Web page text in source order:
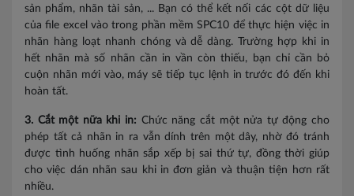
sản phẩm, nhãn tài sản, ... Bạn có thể kết nối các cột dữ liệu
của file excel vào trong phần mềm SPC10 để thực hiện việc in
nhãn hàng loạt nhanh chóng và dễ dàng. Trường hợp khi in
hết nhãn mà số nhãn cần in vần còn thiếu, bạn chỉ cần bỏ
cuộn nhãn mới vào, máy sẽ tiếp tục lệnh in trước đó đến khi
hoàn tất.
3. Cắt một nữa khi in: Chức năng cắt một nửa tự động cho
phép tất cả nhãn in ra vẫn dính trên một dây, nhờ đó tránh
được tình huống nhãn sắp xếp bị sai thứ tự, đồng thời giúp
cho việc dán nhãn sau khi in đơn giản và thuận tiện hơn rất
nhiều.